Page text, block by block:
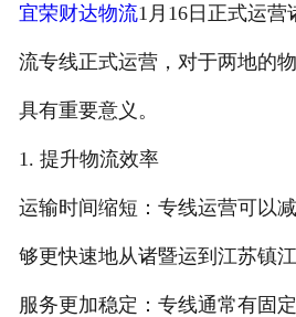
宜荣财达物流1月16日正式运营
流专线正式运营，对于两地的
具有重要意义。
1. 提升物流效率
运输时间缩短：专线运营可以
够更快速地从诸暨运到江苏镇
服务更加稳定：专线通常有固